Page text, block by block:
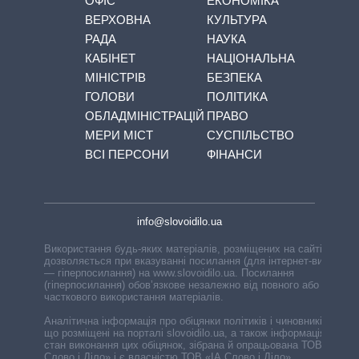
ВЕРХОВНА
РАДА
КАБІНЕТ
МІНІСТРІВ
ГОЛОВИ
ОБЛАДМІНІСТРАЦІЙ
МЕРИ МІСТ
ВСІ ПЕРСОНИ
КУЛЬТУРА
НАУКА
НАЦІОНАЛЬНА
БЕЗПЕКА
ПОЛІТИКА
ПРАВО
СУСПІЛЬСТВО
ФІНАНСИ
info@slovoidilo.ua
Використання будь-яких матеріалів, розміщених на сайті,
дозволяється при вказуванні посилання (для інтернет-видань
— гіперпосилання) на www.slovoidilo.ua. Посилання
(гіперпосилання) обов’язкове незалежно від повного або
часткового використання матеріалів.
Аналітична інформація про обіцянки політиків і чиновників,
що розміщені на порталі slovoidilo.ua, а також інформація про
стан виконання цих обіцянок, зібрана й опрацьована ТОВ «ІА